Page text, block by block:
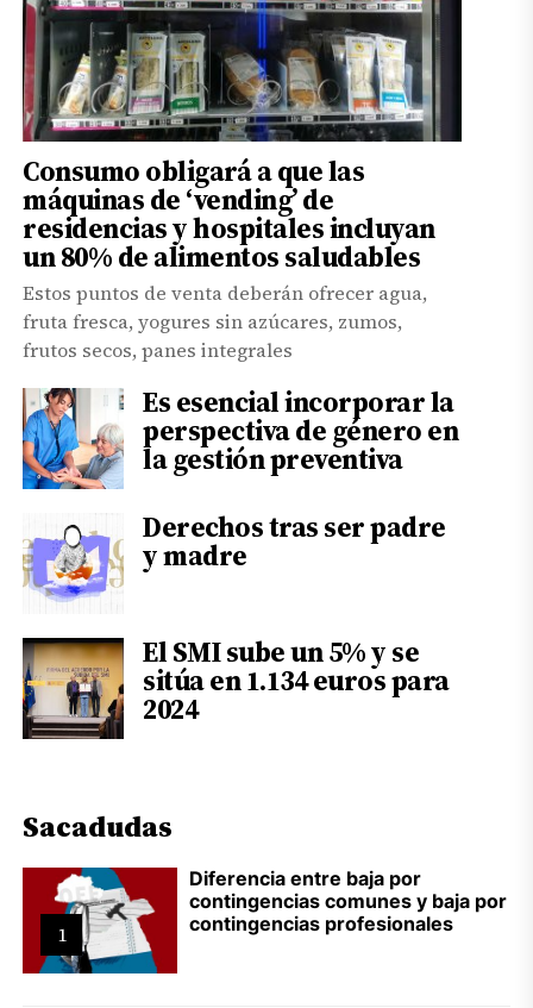
Consumo obligará a que las
máquinas de ‘vending’ de
residencias y hospitales incluyan
un 80% de alimentos saludables
Estos puntos de venta deberán ofrecer agua,
fruta fresca, yogures sin azúcares, zumos,
frutos secos, panes integrales
Es esencial incorporar la
perspectiva de género en
la gestión preventiva
Derechos tras ser padre
y madre
El SMI sube un 5% y se
sitúa en 1.134 euros para
2024
Sacadudas
1
Diferencia entre baja por
contingencias comunes y baja por
contingencias profesionales